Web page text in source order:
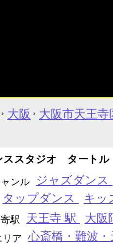
大阪
大阪市天王寺
ススタジオ タートル
ンル
ジャズダンス
タップダンス キッ
駅 天王寺 駅 大阪
リア 心斎橋・難波